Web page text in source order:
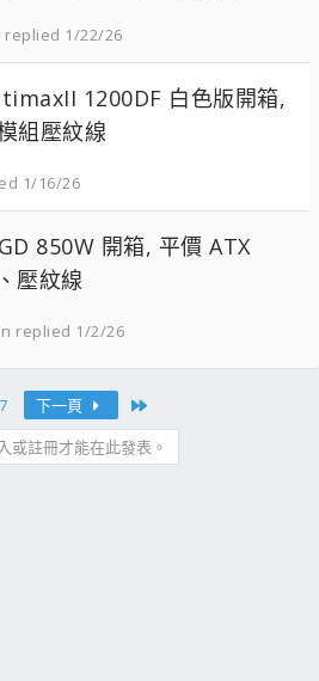
1/22/26
1200DF 白色版開箱,
組壓紋線
1/16/26
850W 開箱, 平價 ATX
壓紋線
1/2/26
下一頁
或註冊才能在此發表。